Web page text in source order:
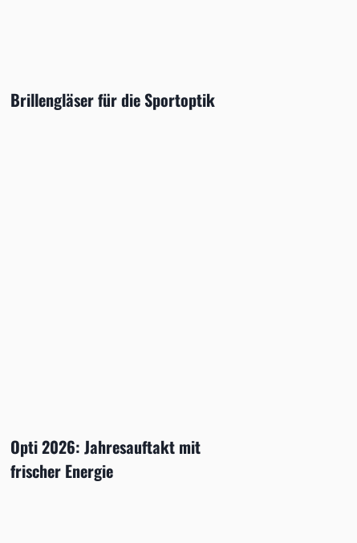
Brillengläser für die Sportoptik
Opti 2026: Jahresauftakt mit
frischer Energie